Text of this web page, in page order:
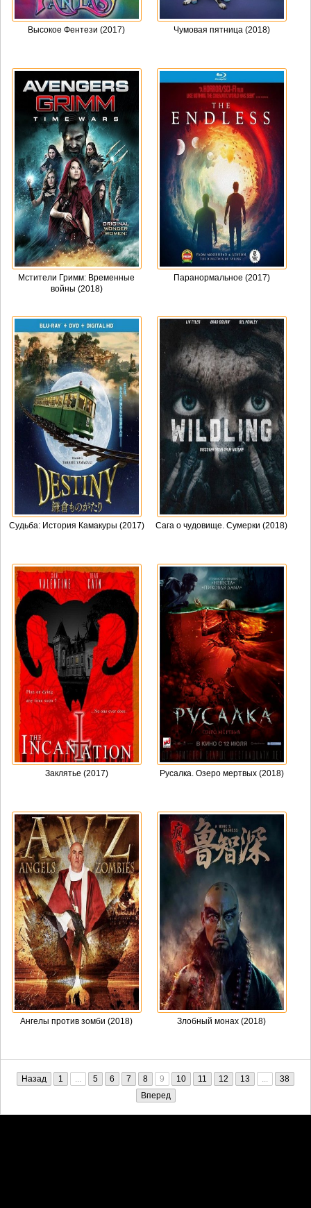
Высокое Фентези (2017) Чумовая пятница (2018)
Мстители Гримм: Временные
войны (2018)
Паранормальное (2017)
Судьба: История Камакуры (2017) Сага о чудовище. Сумерки (2018)
Заклятье (2017) Русалка. Озеро мертвых (2018)
Ангелы против зомби (2018) Злобный монах (2018)
Назад 1 ... 5 6 7 8 9 10 11 12 13 ...
38
Вперед